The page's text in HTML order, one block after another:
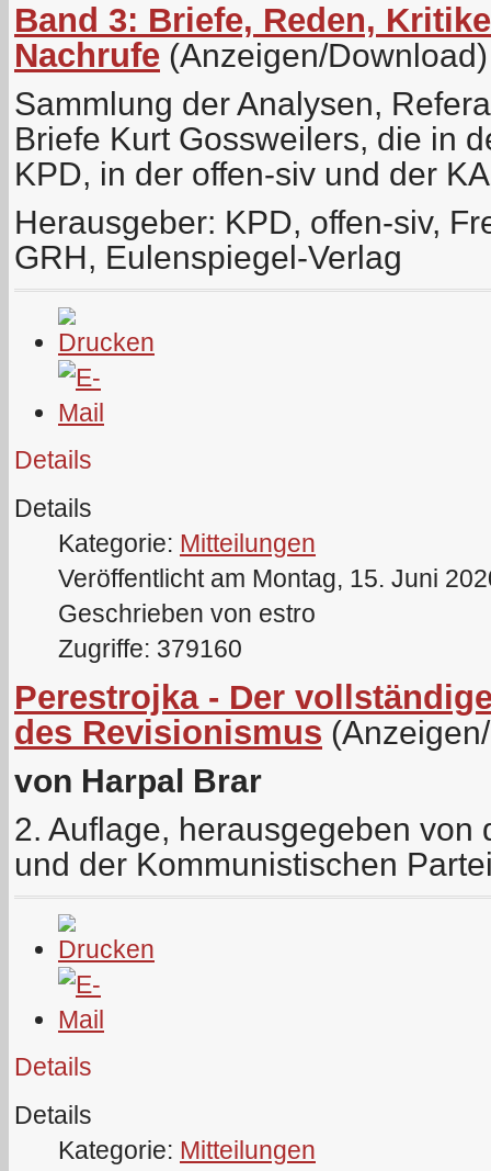
Band 3: Briefe, Reden,
Nachrufe (Anzeigen/Download)
Sammlung der Analysen,
Briefe Kurt Gossweilers, die in
KPD, in der offen-siv und der
Herausgeber: KPD, offen-siv,
GRH, Eulenspiegel-Verlag
Details
Details
Kategorie: Mitteilungen
Veröffentlicht am Montag, 15. Juni
Geschrieben von estro
Zugriffe: 379160
Perestrojka - Der
des Revisionismus
von Harpal Brar
2. Auflage, herausgegeben von
und der Kommunistischen
Details
Details
Kategorie: Mitteilungen